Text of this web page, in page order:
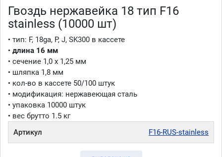
Гвоздь нержавейка 18 тип F16
stainless (10000 шт)
• тип: F, 18ga, P, J, SK300 в кассете
• длина 16 мм
• сечение 1,0 x 1,25 мм
• шляпка 1,8 мм
• кол-во в кассете 50/100 штук
• модификация: нержавеющая сталь
• упаковка 10000 штук
• вес брутто 1.5 кг
Артикул
F16-RUS-stainless